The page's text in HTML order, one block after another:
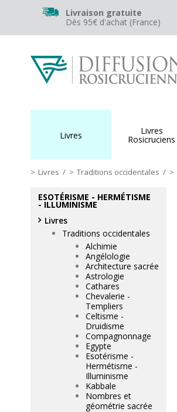
Livraison gratuite
Dès 95€ d'achat (France)
Livres Livres
Rosicruciens
Livres / Traditions occidentales /
ESOTÉRISME - HERMÉTISME
- ILLUMINISME
Livres
Traditions occidentales
Alchimie
Angélologie
Architecture sacrée
Astrologie
Cathares
Chevalerie -
Templiers
Celtisme -
Druidisme
Compagnonnage
Egypte
Esotérisme -
Hermétisme -
Illuminisme
Kabbale
Nombres et
géométrie sacrée